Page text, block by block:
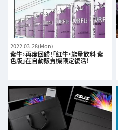
2022.03.28(Mon)
紫牛，再度回歸！「紅牛・能量飲料 紫
色版」在自動販賣機限定復活！